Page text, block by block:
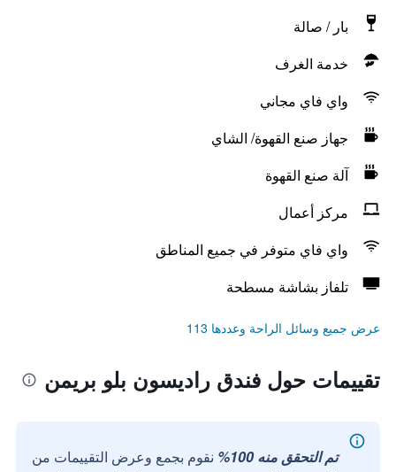
بار / صالة
خدمة الغرف
واي فاي مجاني
جهاز صنع القهوة/ الشاي
آلة صنع القهوة
مركز أعمال
واي فاي متوفر في جميع المناطق
تلفاز بشاشة مسطحة
عرض جميع وسائل الراحة وعددها 113
تقييمات حول فندق راديسون بلو بريمن
تم التحقق منه 100%
نقوم بجمع وعرض التقييمات من